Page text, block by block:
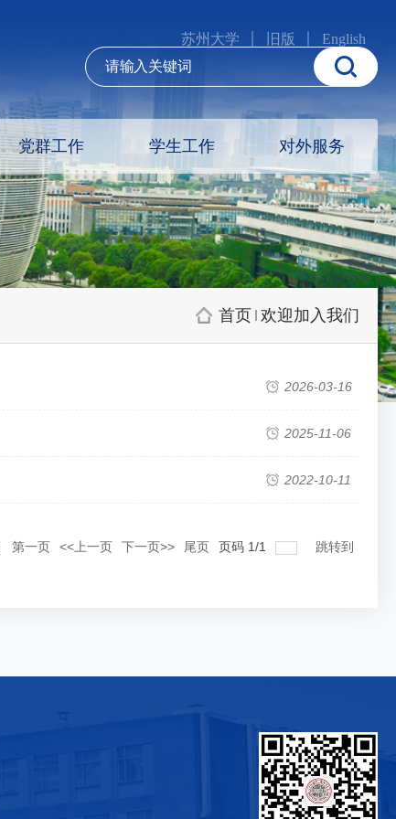
苏州大学 旧版 English
党群工作 学生工作 对外服务
首页 欢迎加入我们
2026-03-16
2025-11-06
2022-10-11
第一页 <<上一页 下一页>> 尾页 页码 1/1 跳转到